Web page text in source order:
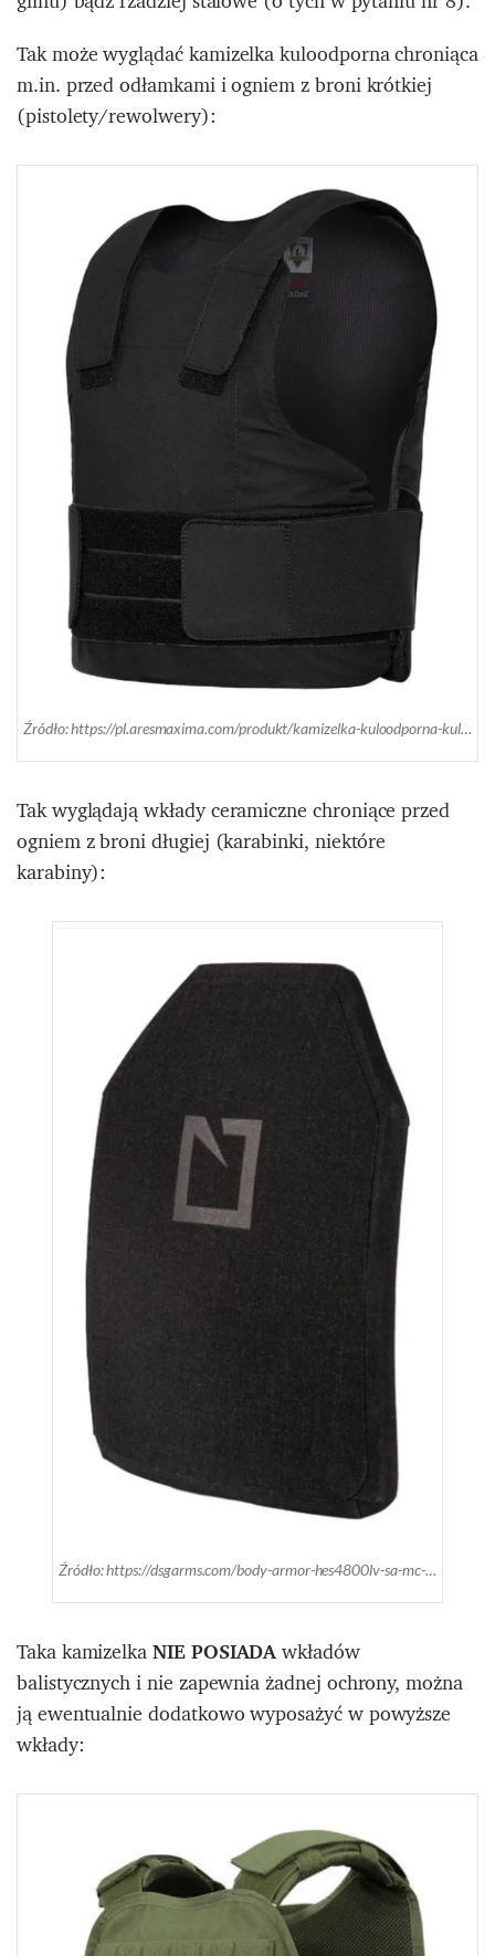
Tak może wyglądać kamizelka kuloodporna chroniąca
m.in. przed odłamkami i ogniem z broni krótkiej
(pistolety/rewolwery):
Źródło: https://pl.aresmaxima.com/produkt/kamizelka-kuloodporna-kuloodporna-pgd-alfa/
Tak wyglądają wkłady ceramiczne chroniące przed
ogniem z broni długiej (karabinki, niektóre
karabiny):
Źródło: https://dsgarms.com/body-armor-hes4800lv-sa-mc-m
Taka kamizelkaNIE POSIADAwkładów
balistycznych i nie zapewnia żadnej ochrony, można
ją ewentualnie dodatkowo wyposażyć w powyższe
wkłady: